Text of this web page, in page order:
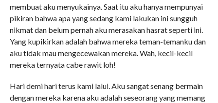
membuat aku menyukainya. Saat itu aku hanya mempunyai
pikiran bahwa apa yang sedang kami lakukan ini sungguh
nikmat dan belum pernah aku merasakan hasrat seperti ini.
Yang kupikirkan adalah bahwa mereka teman-temanku dan
aku tidak mau mengecewakan mereka. Wah, kecil-kecil
mereka ternyata cabe rawit loh!
Hari demi hari terus kami lalui. Aku sangat senang bermain
dengan mereka karena aku adalah seseorang yang memang